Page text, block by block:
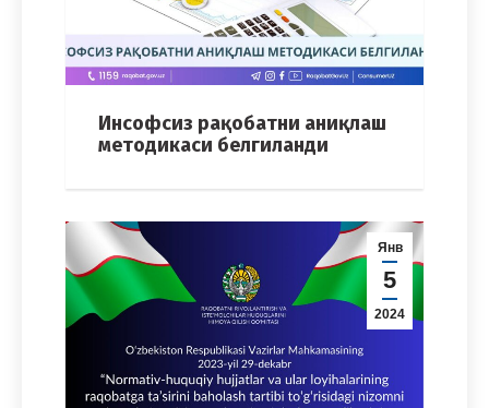
Инсофсиз рақобатни аниқлаш
методикаси белгиланди
Янв
5
2024